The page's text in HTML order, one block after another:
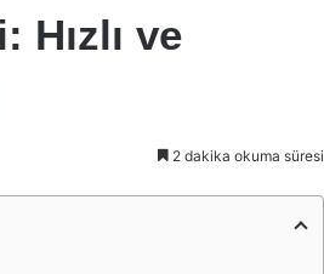
Hızlı ve
2 dakika okuma süresi